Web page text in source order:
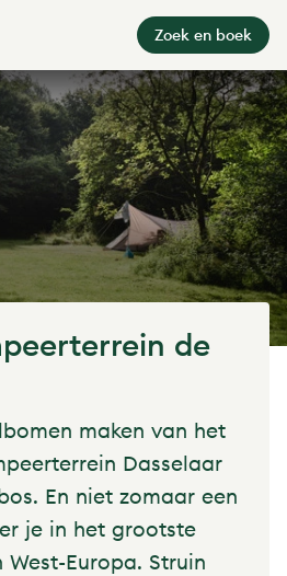
Zoek en boek
de
maken van het
Dasselaar
En niet zomaar een
je in het grootste
Europa. Struin